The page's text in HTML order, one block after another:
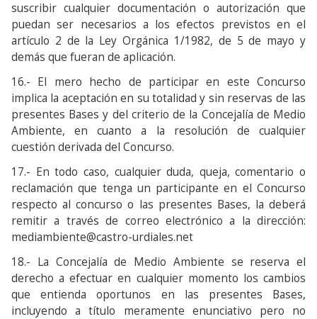
suscribir cualquier documentación o autorización que
puedan ser necesarios a los efectos previstos en el
artículo 2 de la Ley Orgánica 1/1982, de 5 de mayo y
demás que fueran de aplicación.
16.- El mero hecho de participar en este Concurso
implica la aceptación en su totalidad y sin reservas de las
presentes Bases y del criterio de la Concejalía de Medio
Ambiente, en cuanto a la resolución de cualquier
cuestión derivada del Concurso.
17.- En todo caso, cualquier duda, queja, comentario o
reclamación que tenga un participante en el Concurso
respecto al concurso o las presentes Bases, la deberá
remitir a través de correo electrónico a la dirección:
mediambiente@castro-urdiales.net
18.- La Concejalía de Medio Ambiente se reserva el
derecho a efectuar en cualquier momento los cambios
que entienda oportunos en las presentes Bases,
incluyendo a título meramente enunciativo pero no